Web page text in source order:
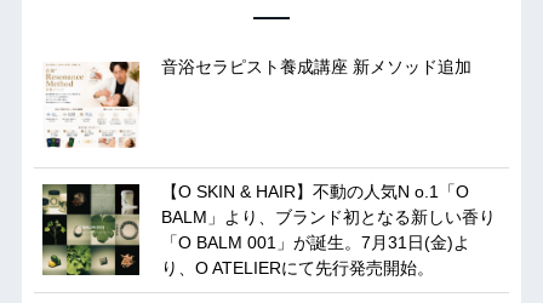
音浴セラピスト養成講座 新メソッド追加
【O SKIN & HAIR】不動の人気N o.1「O
BALM」より、ブランド初となる新しい香り
「O BALM 001」が誕生。7月31日(金)よ
り、O ATELIERにて先行発売開始。